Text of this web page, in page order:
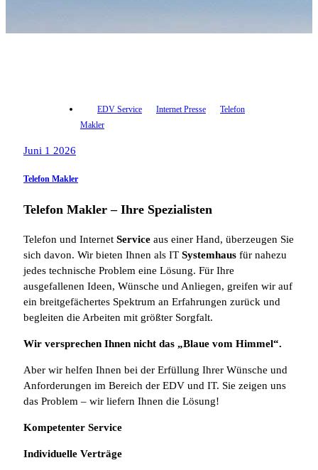
EDV Service Internet Presse
Telefon
Makler
Juni 1 2026
Telefon Makler
Telefon Makler – Ihre Spezialisten
Telefon und Internet Service aus einer Hand, überzeugen Sie
sich davon. Wir bieten Ihnen als IT Systemhaus für nahezu
jedes technische Problem eine Lösung. Für Ihre
ausgefallenen Ideen, Wünsche und Anliegen, greifen wir auf
ein breitgefächertes Spektrum an Erfahrungen zurück und
begleiten die Arbeiten mit größter Sorgfalt.
Wir versprechen Ihnen nicht das „Blaue vom Himmel“.
Aber wir helfen Ihnen bei der Erfüllung Ihrer Wünsche und
Anforderungen im Bereich der EDV und IT. Sie zeigen uns
das Problem – wir liefern Ihnen die Lösung!
Kompetenter Service
Individuelle Verträge